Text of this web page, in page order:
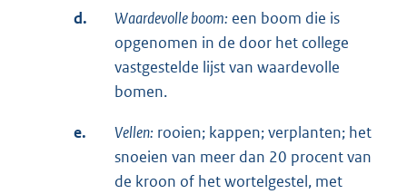
d. Waardevolle boom: een boom die is
opgenomen in de door het college
vastgestelde lijst van waardevolle
bomen.
e. Vellen: rooien; kappen; verplanten; het
snoeien van meer dan 20 procent van
de kroon of het wortelgestel, met